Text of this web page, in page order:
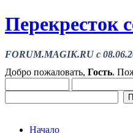
Перекресток
FORUM.MAGIK.RU c
Добро пожаловать, Гость.
Начало